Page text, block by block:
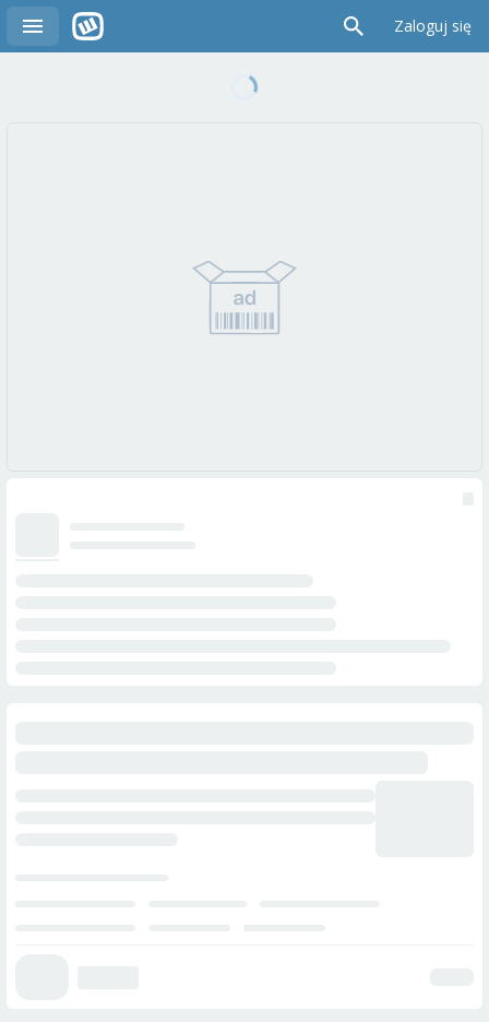
Zaloguj się